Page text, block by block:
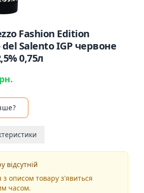
Fashion Edition
Salento IGP червоне
0,75л
відсутній
з описом товару з'явиться
часом.